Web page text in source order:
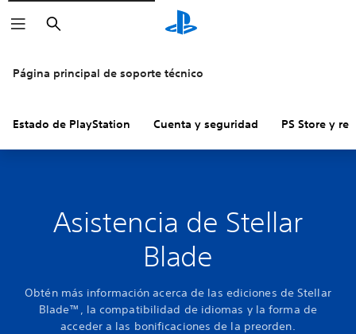
Buscar
Página principal de soporte técnico
Estado de PlayStation Cuenta y seguridad PS Store y
Asistencia de Stellar
Blade
Obtén más información acerca de las ediciones de Stellar
Blade™, la compatibilidad de idiomas y la forma de
acceder a las bonificaciones de la preorden.